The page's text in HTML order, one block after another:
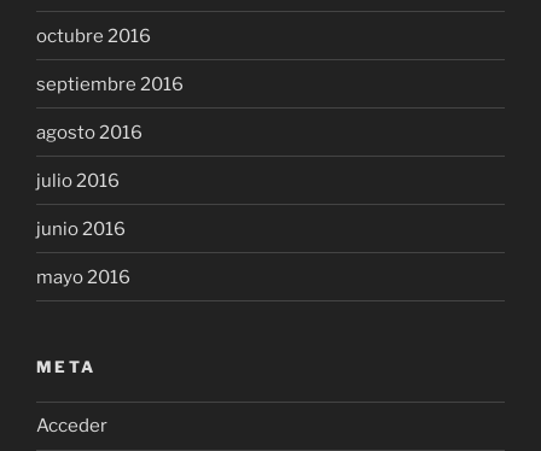
octubre 2016
septiembre 2016
agosto 2016
julio 2016
junio 2016
mayo 2016
META
Acceder